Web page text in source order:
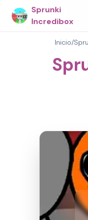
Sprunki
Incredibox
Inicio/